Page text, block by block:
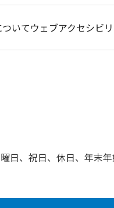
いてウェブアクセシビ
日、祝日、休日、年末年